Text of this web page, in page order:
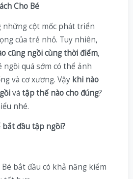
Cho Bé
những cột mốc phát triển
của trẻ nhỏ. Tuy nhiên,
cũng ngồi cùng thời điểm,
ngồi quá sớm có thể ảnh
và cơ xương. Vậy khi nào
và tập thế nào cho đúng?
nhé.
bắt đầu tập ngồi?
Bé bắt đầu có khả năng kiểm